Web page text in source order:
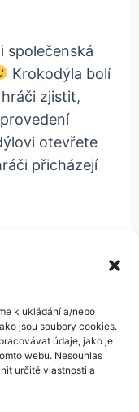
k ukládání a/nebo
jsou soubory cookies.
údaje, jako je
webu. Nesouhlas
určité vlastnosti a
společenská
Krokodýla bolí
zjistit,
otevřete
přicházejí